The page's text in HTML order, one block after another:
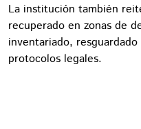
La institución también
recuperado en zonas de
inventariado,
protocolos legales.